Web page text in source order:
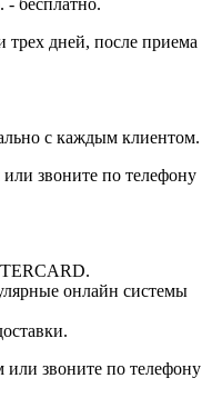
- бесплатно.
трех дней, после приема
с каждым клиентом.
звоните по телефону
онлайн системы
звоните по телефону